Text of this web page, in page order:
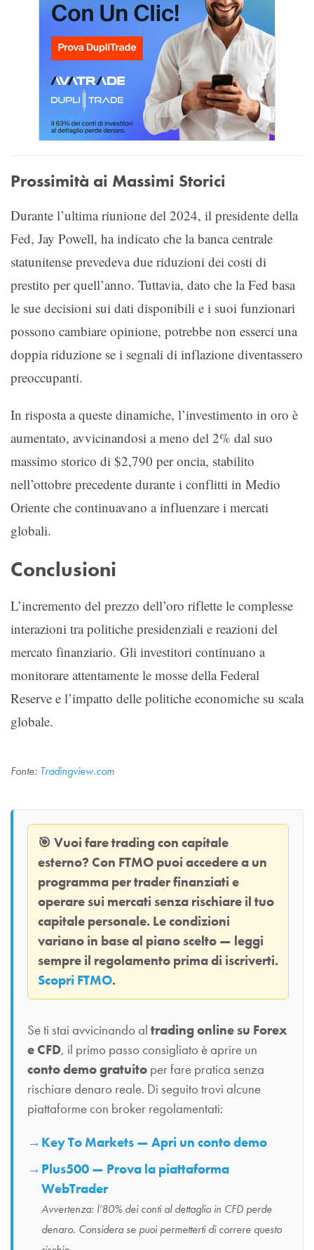
Prossimità ai Massimi Storici
Durante l’ultima riunione del 2024, il presidente della
Fed, Jay Powell, ha indicato che la banca centrale
statunitense prevedeva due riduzioni dei costi di
prestito per quell’anno. Tuttavia, dato che la Fed basa
le sue decisioni sui dati disponibili e i suoi funzionari
possono cambiare opinione, potrebbe non esserci una
doppia riduzione se i segnali di inflazione diventassero
preoccupanti.
In risposta a queste dinamiche, l’investimento in oro è
aumentato, avvicinandosi a meno del 2% dal suo
massimo storico di $2,790 per oncia, stabilito
nell’ottobre precedente durante i conflitti in Medio
Oriente che continuavano a influenzare i mercati
globali.
Conclusioni
L’incremento del prezzo dell’oro riflette le complesse
interazioni tra politiche presidenziali e reazioni del
mercato finanziario. Gli investitori continuano a
monitorare attentamente le mosse della Federal
Reserve e l’impatto delle politiche economiche su scala
globale.
Fonte: Tradingview.com
🎯 Vuoi fare trading con capitale
esterno? Con FTMO puoi accedere a un
programma per trader finanziati e
operare sui mercati senza rischiare il tuo
capitale personale. Le condizioni
variano in base al piano scelto — leggi
sempre il regolamento prima di iscriverti.
Scopri FTMO.
Se ti stai avvicinando al trading online su Forex
e CFD, il primo passo consigliato è aprire un
conto demo gratuito per fare pratica senza
rischiare denaro reale. Di seguito trovi alcune
piattaforme con broker regolamentati:
Key To Markets — Apri un conto demo
Plus500 — Prova la piattaforma
WebTrader
Avvertenza: l’80% dei conti al dettaglio in CFD perde
denaro. Considera se puoi permetterti di correre questo